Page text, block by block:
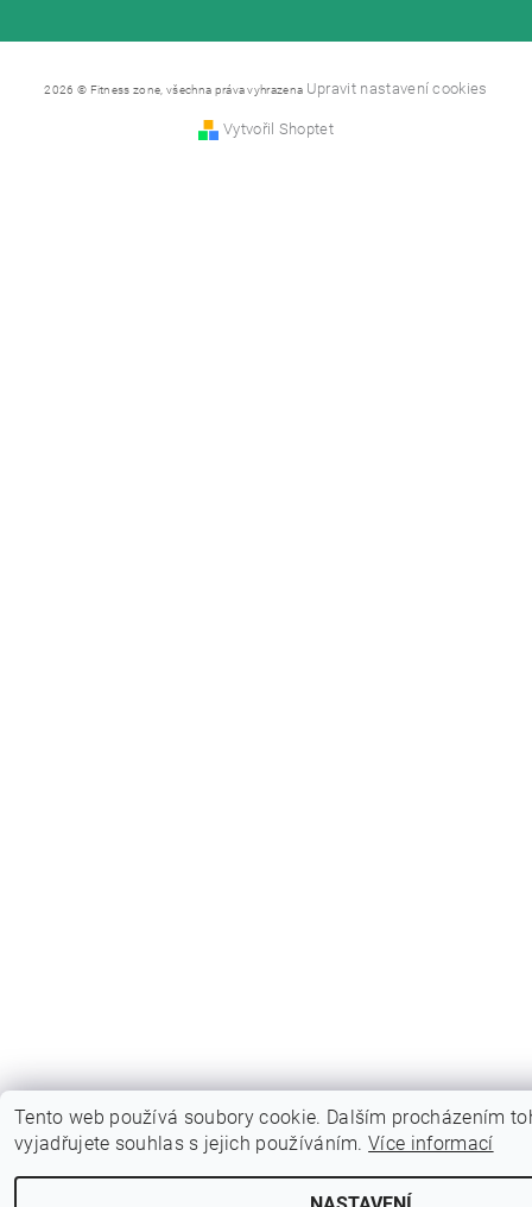
2026 © Fitness zone, všechna práva vyhrazena Upravit nastavení cookies
Vytvořil Shoptet
Tento web používá soubory cookie. Dalším procházením
vyjadřujete souhlas s jejich používáním.Více informací